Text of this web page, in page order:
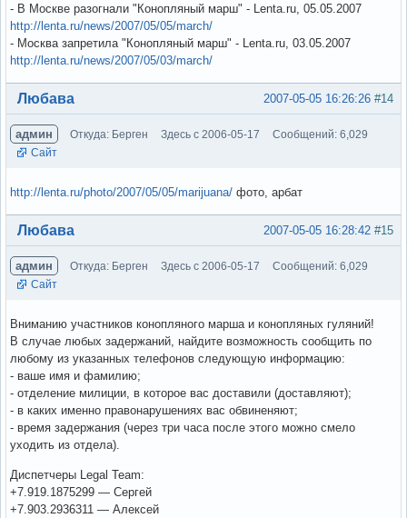
- В Москве разогнали "Конопляный марш" - Lenta.ru, 05.05.2007
http://lenta.ru/news/2007/05/05/march/
- Москва запретила "Конопляный марш" - Lenta.ru, 03.05.2007
http://lenta.ru/news/2007/05/03/march/
Вне форума #14
2007-05-05 16:26:26
Любава
админ Откуда: Берген Здесь с 2006-05-17
Сообщений: 6,029
Сайт
http://lenta.ru/photo/2007/05/05/marijuana/ фото, арбат
Вне форума #15
2007-05-05 16:28:42
Любава
админ Откуда: Берген Здесь с 2006-05-17
Сообщений: 6,029
Сайт
Вниманию участников конопляного марша и конопляных гуляний!
В случае любых задержаний, найдите возможность сообщить по
любому из указанных телефонов следующую информацию:
- ваше имя и фамилию;
- отделение милиции, в которое вас доставили (доставляют);
- в каких именно правонарушениях вас обвиненяют;
- время задержания (через три часа после этого можно смело
уходить из отдела).
Диспетчеры Legal Team:
+7.919.1875299 — Сергей
+7.903.2936311 — Алексей